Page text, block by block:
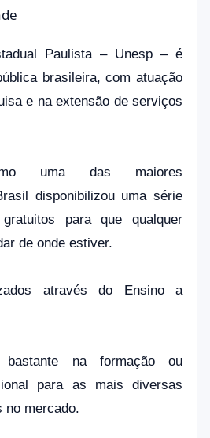
Paulista – Unesp – é
brasileira, com atuação
e na extensão de serviços
uma das maiores
disponibilizou uma série
para que qualquer
de onde estiver.
através do Ensino a
bastante na formação ou
para as mais diversas
no mercado.